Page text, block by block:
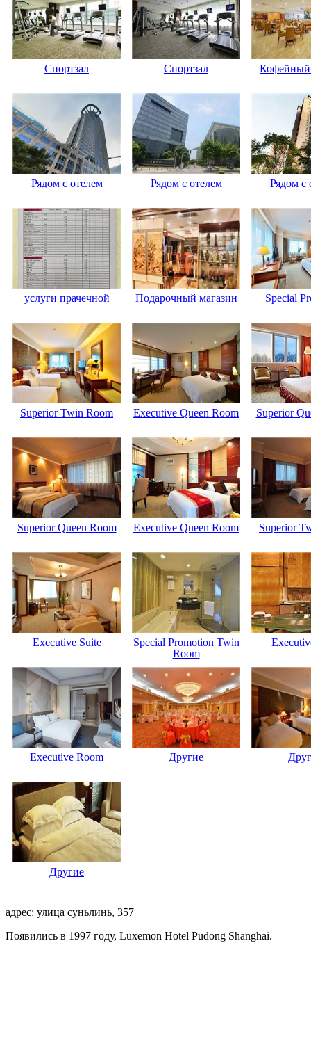
Спортзал Спортзал Кофейный
Рядом с отелем Рядом с отелем Рядом с
услуги прачечной Подарочный магазин Special
Superior Twin Room Executive Queen Room Superior
Superior Queen Room Executive Queen Room Superior
Executive Suite
Special Promotion Twin
Room
Executive Room Другие
Другие
адрес: улица суньлинь, 357
Появились в 1997 году, Luxemon Hotel Pudong Shanghai.